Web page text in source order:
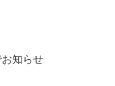
知らせ